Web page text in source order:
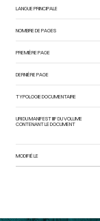
LANGUE PRINCIPALE
NOMBRE DE PAGES
PREMIÈRE PAGE
DERNIÈRE PAGE
TYPOLOGIE DOCUMENTAIRE
URI DU MANIFEST IIIF DU VOLUME
CONTENANT LE DOCUMENT
MODIFIÉ LE